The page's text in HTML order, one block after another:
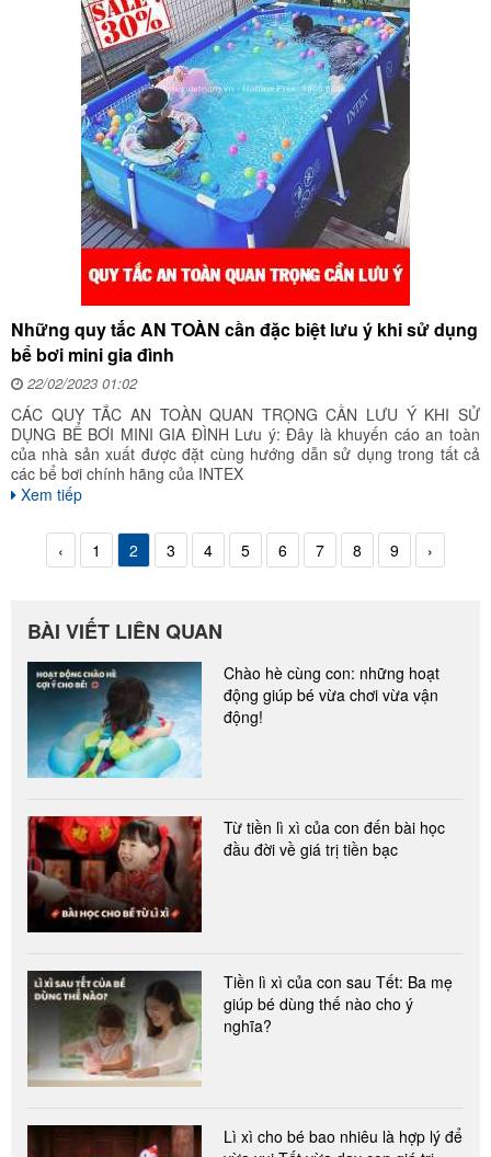
Những quy tắc AN TOÀN cần đặc biệt lưu ý khi sử dụng
bể bơi mini gia đình
22/02/2023 01:02
CÁC QUY TẮC AN TOÀN QUAN TRỌNG CẦN LƯU Ý KHI SỬ
DỤNG BỂ BƠI MINI GIA ĐÌNH Lưu ý: Đây là khuyến cáo an toàn
của nhà sản xuất được đặt cùng hướng dẫn sử dụng trong tất cả
các bể bơi chính hãng của INTEX
Xem tiếp
‹ 1 2 3 4 5 6 7 8 9 ›
BÀI VIẾT LIÊN QUAN
Chào hè cùng con: những hoạt
động giúp bé vừa chơi vừa vận
động!
Từ tiền lì xì của con đến bài học
đầu đời về giá trị tiền bạc
Tiền lì xì của con sau Tết: Ba mẹ
giúp bé dùng thế nào cho ý
nghĩa?
Lì xì cho bé bao nhiêu là hợp lý để